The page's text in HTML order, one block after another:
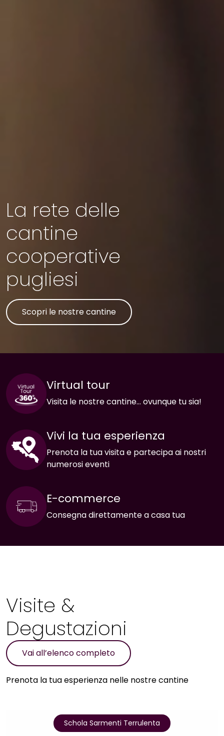
La rete delle
cantine
cooperative
pugliesi
Scopri le nostre cantine
Virtual tour
Visita le nostre cantine… ovunque tu sia!
Vivi la tua esperienza
Prenota la tua visita e partecipa ai nostri
numerosi eventi
E-commerce
Consegna direttamente a casa tua
Visite &
Degustazioni
Vai all’elenco completo
Prenota la tua esperienza nelle nostre cantine
Schola Sarmenti Terrulenta